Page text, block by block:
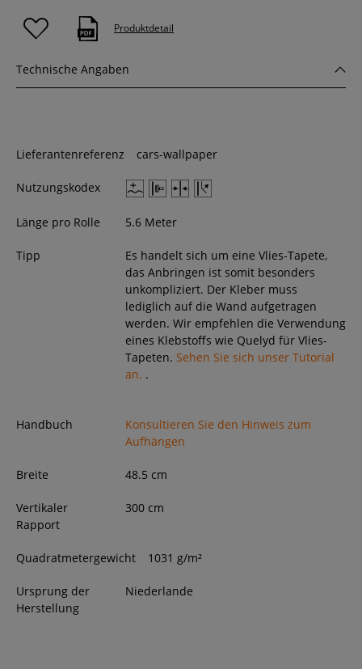
Produktdetail
Technische Angaben
Lieferantenreferenz cars-wallpaper
Nutzungskodex
Länge pro Rolle 5.6 Meter
Tipp
Es handelt sich um eine Vlies-Tapete,
das Anbringen ist somit besonders
unkompliziert. Der Kleber muss
lediglich auf die Wand aufgetragen
werden. Wir empfehlen die Verwendung
eines Klebstoffs wie Quelyd für Vlies-
Tapeten. Sehen Sie sich unser Tutorial
an. .
Handbuch
Konsultieren Sie den Hinweis zum
Aufhängen
Breite 48.5 cm
Vertikaler
Rapport
300 cm
Quadratmetergewicht 1031 g/m²
Ursprung der
Herstellung
Niederlande